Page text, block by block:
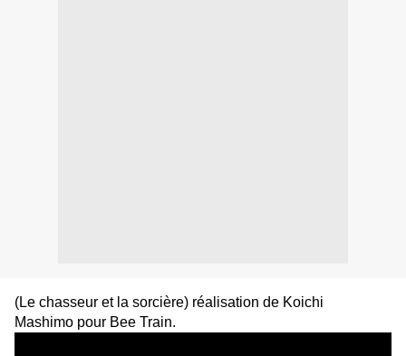
(Le chasseur et la sorcière) réalisation de Koichi
Mashimo pour Bee Train.